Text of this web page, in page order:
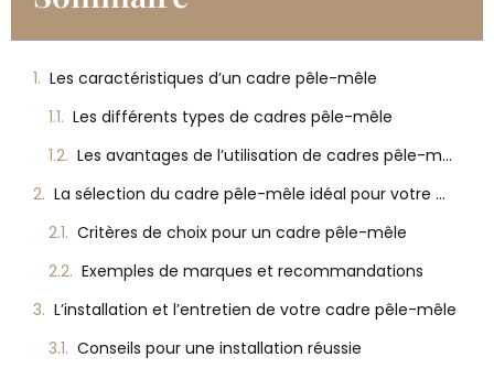
Les caractéristiques d’un cadre pêle-mêle
Les différents types de cadres pêle-mêle
Les avantages de l’utilisation de cadres pêle-mêle
La sélection du cadre pêle-mêle idéal pour votre maison
Critères de choix pour un cadre pêle-mêle
Exemples de marques et recommandations
L’installation et l’entretien de votre cadre pêle-mêle
Conseils pour une installation réussie